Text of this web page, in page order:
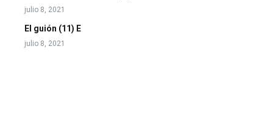
julio 8, 2021
El guión (11) E
julio 8, 2021